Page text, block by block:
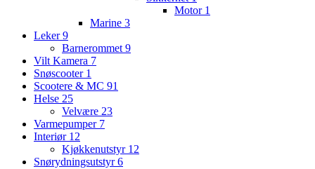
Motor 1
Marine 3
Leker9
Barnerommet 9
Vilt Kamera 7
Snøscooter 1
Scootere & MC 91
Helse 25
Velvære 23
Varmepumper 7
Interiør 12
Kjøkkenutstyr 12
Snørydningsutstyr6